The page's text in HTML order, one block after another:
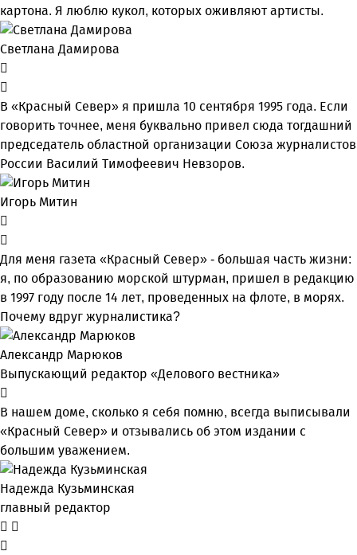
картона. Я люблю кукол, которых оживляют артисты.
Светлана Дамирова
В «Красный Север» я пришла 10 сентября 1995 года. Если
говорить точнее, меня буквально привел сюда тогдашний
председатель областной организации Союза журналистов
России Василий Тимофеевич Невзоров.
Игорь Митин
Для меня газета «Красный Север» - большая часть жизни:
я, по образованию морской штурман, пришел в редакцию
в 1997 году после 14 лет, проведенных на флоте, в морях.
Почему вдруг журналистика?
Александр Марюков
Выпускающий редактор «Делового вестника»
В нашем доме, сколько я себя помню, всегда выписывали
«Красный Север» и отзывались об этом издании с
большим уважением.
Надежда Кузьминская
главный редактор